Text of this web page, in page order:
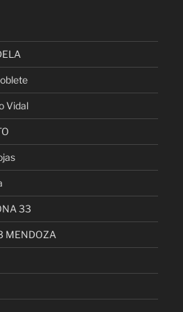
Vidal
33
MENDOZA